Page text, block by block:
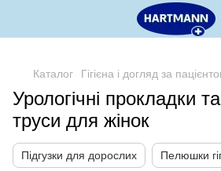
Каталог Гігієна і догляд за
Урологічні прокладки
труси для жінок
Підгузки для дорослих Пелюшки